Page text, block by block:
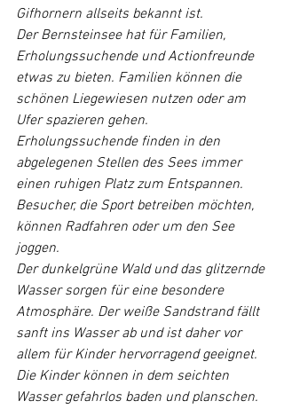
Gifhornern allseits bekannt ist.
Der Bernsteinsee hat für Familien,
Erholungssuchende und Actionfreunde
etwas zu bieten. Familien können die
schönen Liegewiesen nutzen oder am
Ufer spazieren gehen.
Erholungssuchende finden in den
abgelegenen Stellen des Sees immer
einen ruhigen Platz zum Entspannen.
Besucher, die Sport betreiben möchten,
können Radfahren oder um den See
joggen.
Der dunkelgrüne Wald und das glitzernde
Wasser sorgen für eine besondere
Atmosphäre. Der weiße Sandstrand fällt
sanft ins Wasser ab und ist daher vor
allem für Kinder hervorragend geeignet.
Die Kinder können in dem seichten
Wasser gefahrlos baden und planschen.